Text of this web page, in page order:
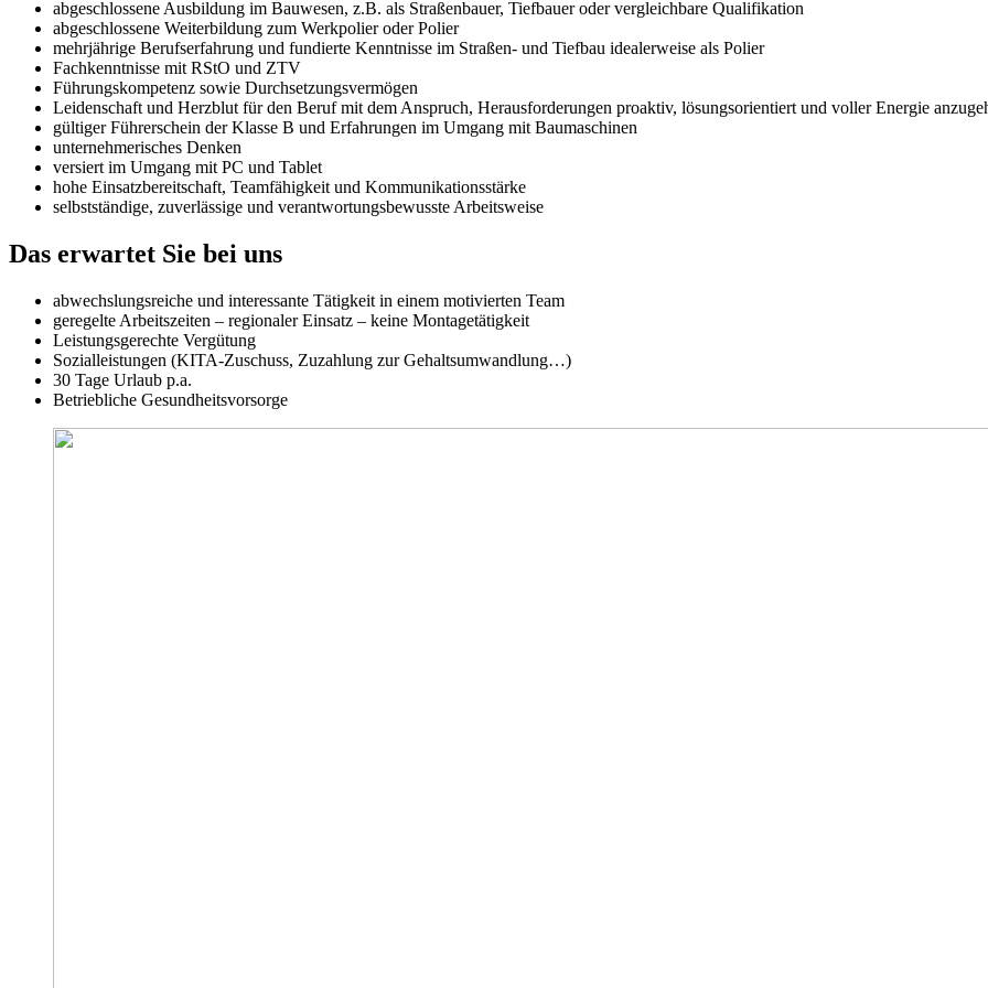
abgeschlossene Ausbildung im Bauwesen, z.B. als Straßenbauer, Tiefbauer oder vergleichbare Qualifikation
abgeschlossene Weiterbildung zum Werkpolier oder Polier
mehrjährige Berufserfahrung und fundierte Kenntnisse im Straßen- und Tiefbau idealerweise als Polier
Fachkenntnisse mit RStO und ZTV
Führungskompetenz sowie Durchsetzungsvermögen
Leidenschaft und Herzblut für den Beruf mit dem Anspruch, Herausforderungen proaktiv, lösungsorientiert und voller Energie
gültiger Führerschein der Klasse B und Erfahrungen im Umgang mit Baumaschinen
unternehmerisches Denken
versiert im Umgang mit PC und Tablet
hohe Einsatzbereitschaft, Teamfähigkeit und Kommunikationsstärke
selbstständige, zuverlässige und verantwortungsbewusste Arbeitsweise
Das erwartet Sie bei uns
abwechslungsreiche und interessante Tätigkeit in einem motivierten Team
geregelte Arbeitszeiten – regionaler Einsatz – keine Montagetätigkeit
Leistungsgerechte Vergütung
Sozialleistungen (KITA-Zuschuss, Zuzahlung zur Gehaltsumwandlung…)
30 Tage Urlaub p.a.
Betriebliche Gesundheitsvorsorge